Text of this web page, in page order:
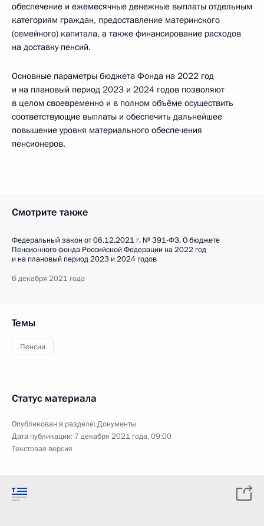
обеспечение и ежемесячные денежные выплаты отдельным
категориям граждан, предоставление материнского
(семейного) капитала, а также финансирование расходов
на доставку пенсий.
Основные параметры бюджета Фонда на 2022 год
и на плановый период 2023 и 2024 годов позволяют
в целом своевременно и в полном объёме осуществить
соответствующие выплаты и обеспечить дальнейшее
повышение уровня материального обеспечения
пенсионеров.
Смотрите также
Федеральный закон от 06.12.2021 г. № 391-ФЗ. О бюджете
Пенсионного фонда Российской Федерации на 2022 год
и на плановый период 2023 и 2024 годов
6 декабря 2021 года
Темы
Пенсии
Статус материала
Опубликован в разделе:Документы
Дата публикации: 7 декабря 2021 года, 09:00
Текстовая версия